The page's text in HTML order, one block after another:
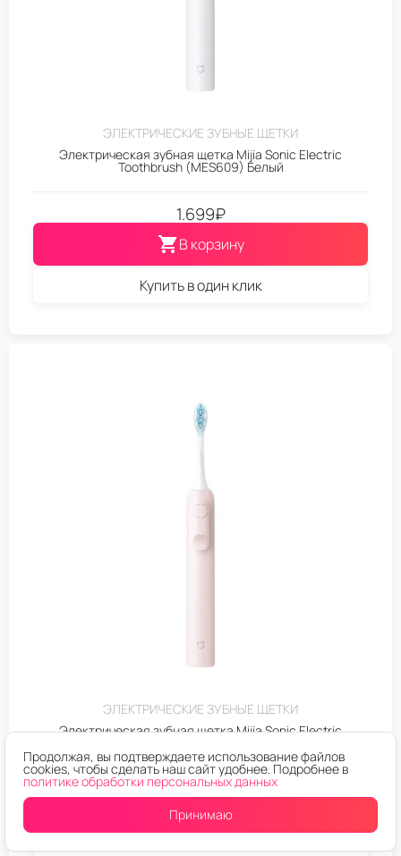
ЭЛЕКТРИЧЕСКИЕ ЗУБНЫЕ ЩЕТКИ
Электрическая зубная щетка Mijia Sonic Electric
Toothbrush (MES609) Белый
1.699₽
В корзину
Купить в один клик
ЭЛЕКТРИЧЕСКИЕ ЗУБНЫЕ ЩЕТКИ
Электрическая зубная щетка Mijia Sonic Electric
1.699₽
В корзину
Продолжая, вы подтверждаете использование файлов
cookies, чтобы сделать наш сайт удобнее. Подробнее в
политике обработки персональных данных
Принимаю